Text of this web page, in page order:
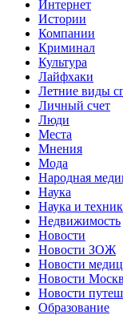
Интернет
Истории
Компании
Криминал
Культура
Лайфхаки
Летние виды
Личный счет
Люди
Места
Мнения
Мода
Народная
Наука
Наука и
Недвижимость
Новости
Новости ЗОЖ
Новости
Новости
Новости
Образование